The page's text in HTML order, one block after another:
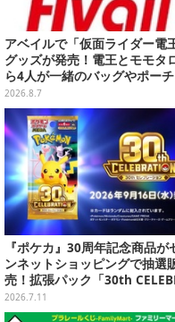
アベイルで「仮面ライダー電
グッズが発売！電王とモモタ
ら4人が一緒のバッグやポーチ
収納ボックスも
2026.8.7
『ポケカ』30周年記念商品が
ンネットショッピングで抽選
売！拡張パック「30th
ION」と「エーフィ・ブラッキ
セット」が対象
2026.7.11